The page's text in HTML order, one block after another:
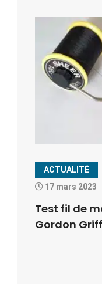
ACTUALITÉ
17 mars 2023
Test fil de
Gordon